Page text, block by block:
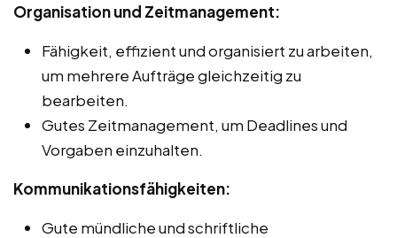
Organisation und Zeitmanagement:
Fähigkeit, effizient und organisiert zu arbeiten,
um mehrere Aufträge gleichzeitig zu
bearbeiten.
Gutes Zeitmanagement, um Deadlines und
Vorgaben einzuhalten.
Kommunikationsfähigkeiten:
Gute mündliche und schriftliche